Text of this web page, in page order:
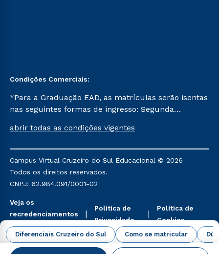
Diferenciais Cruzeiro do Sul Como se matricular
Condições Comerciais:
*Para a Graduação EAD, as matrículas serão isentas
nas seguintes formas de ingresso: Segunda
Já para as demais, a taxa de matrícula será de R$
mencionadas são referentes aos cursos: Ensino
Religioso, Geografia para a Docência e Metodologia
do Ensino de História: Questões Atuais.
abrir todas as condições vigentes
Campus Virtual Cruzeiro do Sul Educacional © 2026 -
Todos os direitos reservados.
CNPJ: 62.984.091/0001-02
Veja os
recredenciamentos
aqui
Política de
Privacidade
Política de
Cookies